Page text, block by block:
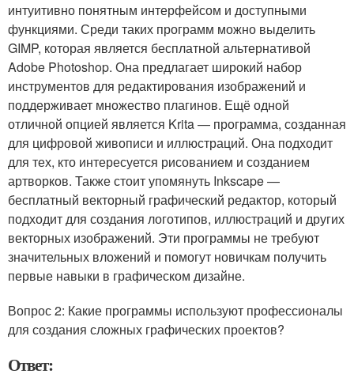
интуитивно понятным интерфейсом и доступными
функциями. Среди таких программ можно выделить
GIMP, которая является бесплатной альтернативой
Adobe Photoshop. Она предлагает широкий набор
инструментов для редактирования изображений и
поддерживает множество плагинов. Ещё одной
отличной опцией является Krita — программа, созданная
для цифровой живописи и иллюстраций. Она подходит
для тех, кто интересуется рисованием и созданием
артворков. Также стоит упомянуть Inkscape —
бесплатный векторный графический редактор, который
подходит для создания логотипов, иллюстраций и других
векторных изображений. Эти программы не требуют
значительных вложений и помогут новичкам получить
первые навыки в графическом дизайне.
Вопрос 2: Какие программы используют профессионалы
для создания сложных графических проектов?
Ответ: